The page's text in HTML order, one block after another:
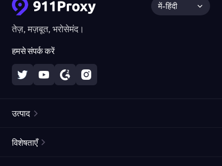
तेज़, मज़बूत, भरोसेमंद।
हमसे संपर्क करें
में-हिंदी
उत्पाद
विशेषताएँ